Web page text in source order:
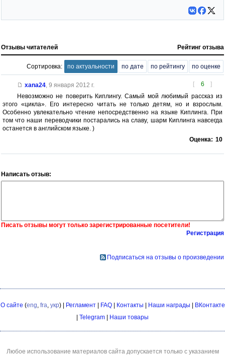
Отзывы читателей Рейтинг отзыва
Сортировка: по актуальности по дате по рейтингу по оценке
[ 6 ]
xana24, 9 января 2012 г.
Невозможно не поверить Киплингу. Самый мой любимый рассказ из
этого «цикла». Его интересно читать не только детям, но и взрослым.
Особенно увлекательно чтение непосредственно на языке Киплинга. При
том что наши переводчики постарались на славу, шарм Киплинга навсегда
останется в английском языке. )
Оценка: 10
Написать отзыв:
Писать отзывы могут только зарегистрированные посетители!
Регистрация
Подписаться на отзывы о произведении
О сайте (eng fra укр) | Регламент| FAQ| Контакты | Наши награды | ВКонтакте
| Telegram | Наши товары
Любое использование материалов сайта допускается только с указанием